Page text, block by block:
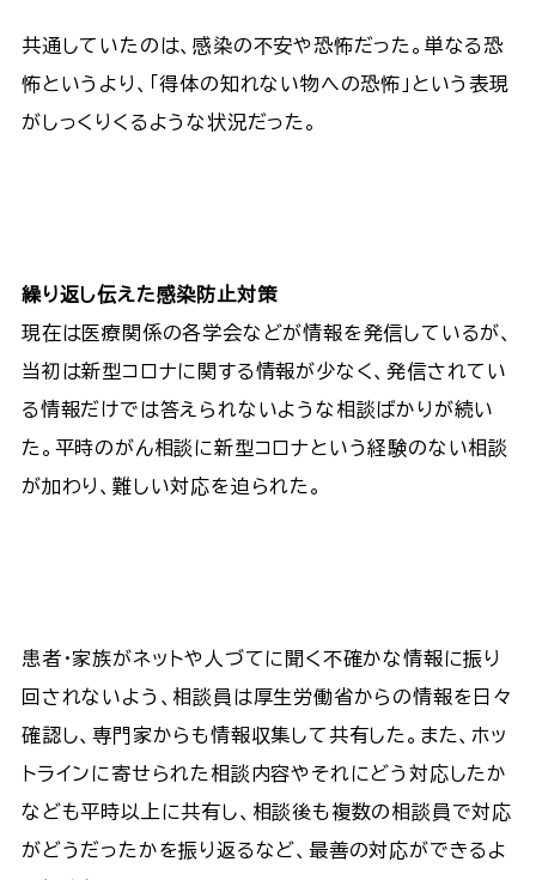
共通していたのは、感染の不安や恐怖だった。単なる恐
怖というより、「得体の知れない物への恐怖」という表現
がしっくりくるような状況だった。
繰り返し伝えた感染防止対策
現在は医療関係の各学会などが情報を発信しているが、
当初は新型コロナに関する情報が少なく、発信されてい
る情報だけでは答えられないような相談ばかりが続い
た。平時のがん相談に新型コロナという経験のない相談
が加わり、難しい対応を迫られた。
患者・家族がネットや人づてに聞く不確かな情報に振り
回されないよう、相談員は厚生労働省からの情報を日々
確認し、専門家からも情報収集して共有した。また、ホッ
トラインに寄せられた相談内容やそれにどう対応したか
なども平時以上に共有し、相談後も複数の相談員で対応
がどうだったかを振り返るなど、最善の対応ができるよ